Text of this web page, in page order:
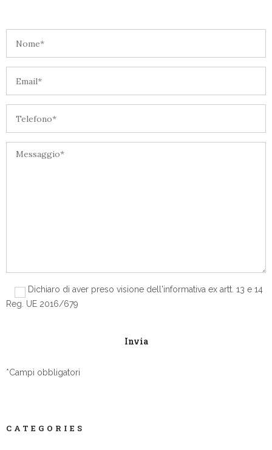
Dichiaro di aver preso visione dell'informativa ex artt. 13 e 14
Reg. UE 2016/679
*Campi obbligatori
CATEGORIES